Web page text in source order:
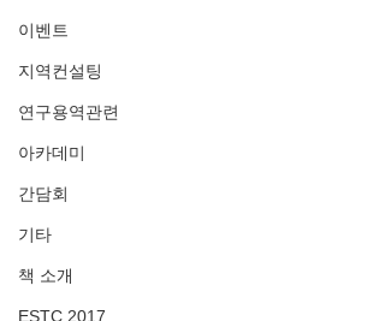
이벤트
지역컨설팅
연구용역관련
아카데미
간담회
기타
책 소개
ESTC 2017